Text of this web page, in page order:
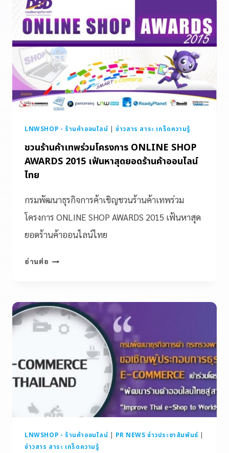
LNWSHOP - ร้านค้าออนไลน์ |ข่าวสาร สาระ เกร็ดความรู้
ชวนร้านค้าเทพร่วมโครงการ ONLINE SHOP
AWARDS 2015 เฟ้นหาสุดยอดร้านค้าออนไลน์
ไทย
กรมพัฒนาธุรกิจการค้าเชิญชวนร้านค้าเทพร่วม
โครงการ ONLINE SHOP AWARDS 2015 เฟ้นหาสุด
ยอดร้านค้าออนไลน์ไทย
อ่านต่อ
LNWSHOP - ร้านค้าออนไลน์ PR NEWS ข่าวประชาสัมพันธ์
ข่าวสาร สาระ เกร็ดความรู้